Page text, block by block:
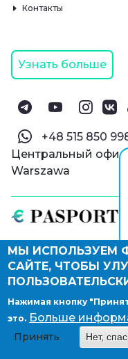
© Паспорт Онлайн
Политика
Армения (eng)
Правовые документы
Депонирование
Контакты
Узнать больше
‪+48 515 850
Центральный офис
Warszawa
МЫ ИСПОЛЬЗУЕМ
САЙТЕ, ЧТОБЫ
Нажимая кнопку
это. Больше
Принять Нет,